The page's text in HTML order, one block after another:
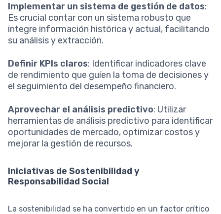
Implementar un sistema de gestión de datos:
Es crucial contar con un sistema robusto que
integre información histórica y actual, facilitando
su análisis y extracción.
Definir KPIs claros: Identificar indicadores clave
de rendimiento que guíen la toma de decisiones y
el seguimiento del desempeño financiero.
Aprovechar el análisis predictivo: Utilizar
herramientas de análisis predictivo para identificar
oportunidades de mercado, optimizar costos y
mejorar la gestión de recursos.
Iniciativas de Sostenibilidad y
Responsabilidad Social
La sostenibilidad se ha convertido en un factor crítico